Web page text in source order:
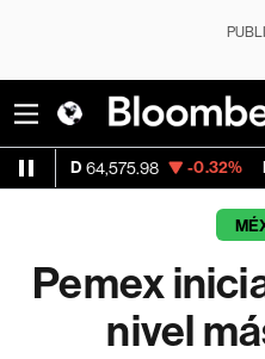
64,575.98 -0.32% ETH/USD
Pemex
nivel